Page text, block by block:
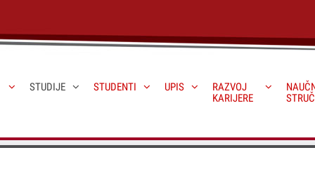
STUDIJE STUDENTI UPIS
RAZVOJ
KARIJERE